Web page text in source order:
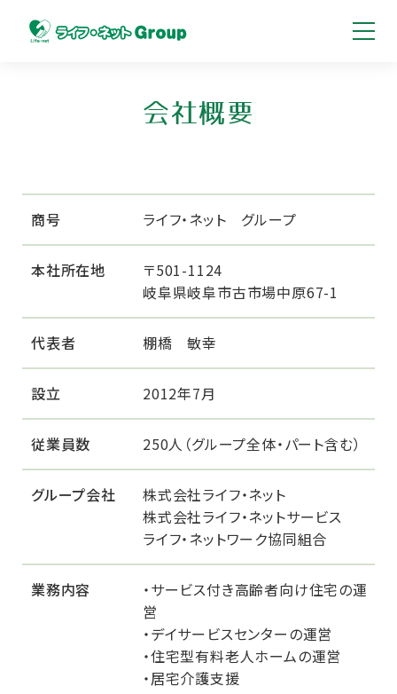
ライフ・ネット黒野
ライフ・ネット長良
ライフ・ネット大福町
ライフ・ネット忠節
リハビリデイサービス折立
フィットネス・デイ折立
ライフ・ネット ナーシング折立
障がい者施設ライフ・リアン折立
居宅介護支援
求人案内
お問い合わせ
会社概要
商号 ライフ・ネット グループ
本社所在地
〒501-1124
岐阜県岐阜市古市場中原67-1
代表者 棚橋 敏幸
設立 2012年7月
従業員数 250人（グループ全体・パート含む）
グループ会社
株式会社ライフ・ネット
株式会社ライフ・ネットサービス
ライフ・ネットワーク協同組合
業務内容
・サービス付き高齢者向け住宅の運
営
・デイサービスセンターの運営
・住宅型有料老人ホームの運営
・居宅介護支援